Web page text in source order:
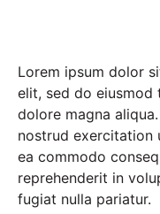
Lorem ipsum dolor
elit, sed do
dolore magna
nostrud exercitation
ea commodo
reprehenderit in
fugiat nulla pariatur.